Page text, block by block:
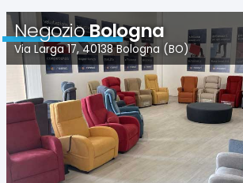
NegozioBologna
Via Larga 17, 40138 Bologna (BO)